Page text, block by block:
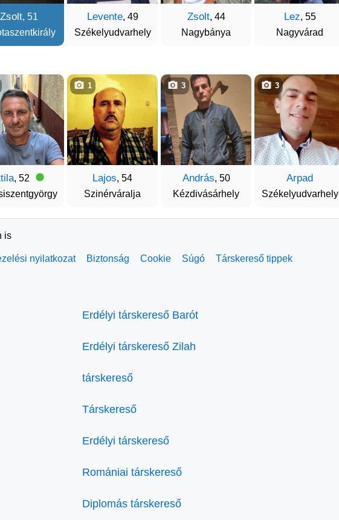
Zsolt, 51
Levente, 49
Székelyudvarhely
Zsolt, 44
Nagybánya
Lez, 55
Nagyvárad
, 52
Lajos, 54
Szinérváralja
1
András, 50
Kézdivásárhely
3
Arpad
Székelyudvarhely
3
is
nyilatkozat Biztonság Cookie Súgó Társkereső tippek
Erdélyi társkereső Barót
Erdélyi társkereső Zilah
társkereső
Társkereső
Erdélyi társkereső
Romániai társkereső
Diplomás társkereső